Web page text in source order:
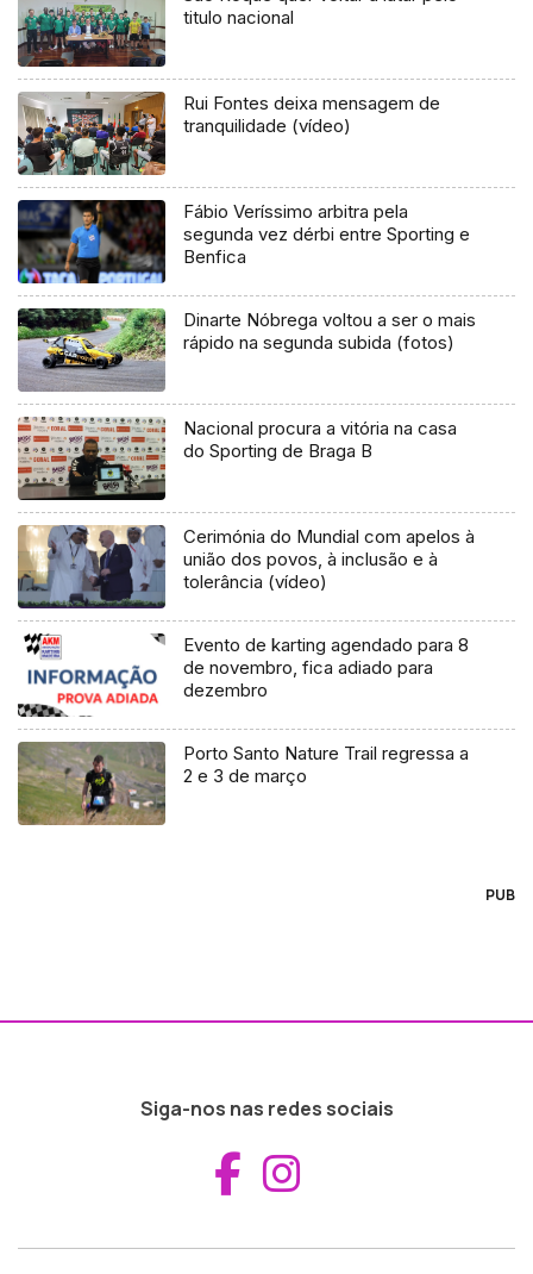
titulo nacional
Rui Fontes deixa mensagem de
tranquilidade (vídeo)
Fábio Veríssimo arbitra pela
segunda vez dérbi entre Sporting e
Benfica
Dinarte Nóbrega voltou a ser o mais
rápido na segunda subida (fotos)
Nacional procura a vitória na casa
do Sporting de Braga B
Cerimónia do Mundial com apelos à
união dos povos, à inclusão e à
tolerância (vídeo)
Evento de karting agendado para 8
de novembro, fica adiado para
dezembro
Porto Santo Nature Trail regressa a
2 e 3 de março
PUB
Siga-nos nas redes sociais
Aceder ao